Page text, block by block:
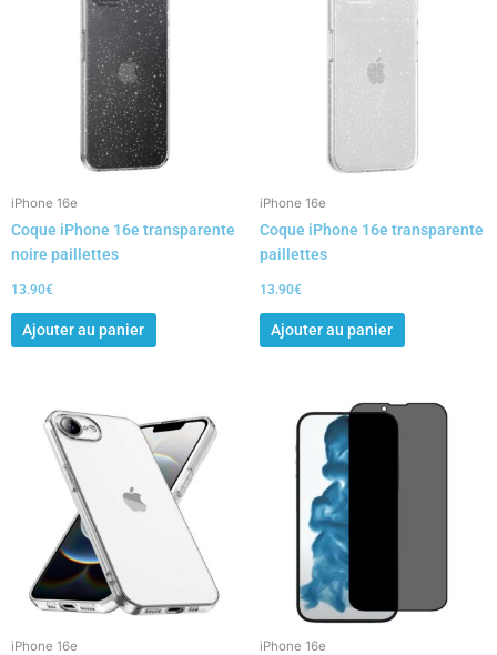
iPhone 16e
Coque iPhone 16e transparente
noire paillettes
13.90€
Ajouter au panier
iPhone 16e
Coque iPhone 16e transparente
paillettes
13.90€
Ajouter au panier
iPhone 16e iPhone 16e